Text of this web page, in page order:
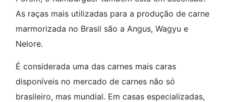
As raças mais utilizadas para a produção de carne
marmorizada no Brasil são a Angus, Wagyu e
Nelore.
É considerada uma das carnes mais caras
disponíveis no mercado de carnes não só
brasileiro, mas mundial. Em casas especializadas,